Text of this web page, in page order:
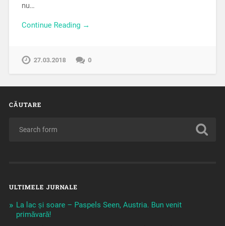
nu…
Continue Reading →
27.03.2018 0
CĂUTARE
ULTIMELE JURNALE
La lac și soare – Paspels Seen, Austria. Bun venit
primăvară!